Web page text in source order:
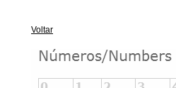
Voltar